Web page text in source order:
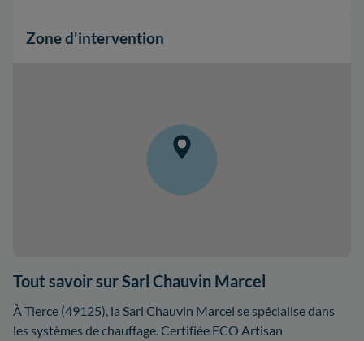
Zone d'intervention
Tout savoir sur Sarl Chauvin Marcel
À Tierce (49125), la Sarl Chauvin Marcel se spécialise dans
les systèmes de chauffage. Certifiée ECO Artisan